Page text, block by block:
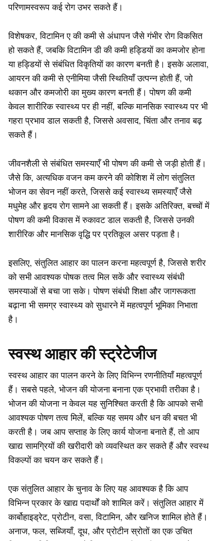
परिणामस्वरूप कई रोग उभर सकते हैं।
विशेषकर, विटामिन ए की कमी से अंधापन जैसे गंभीर रोग विकसित
हो सकते हैं, जबकि विटामिन डी की कमी हड्डियों का कमजोर होना
या हड्डियों से संबंधित विकृतियों का कारण बनती है। इसके अलावा,
आयरन की कमी से एनीमिया जैसी स्थितियाँ उत्पन्न होती हैं, जो
थकान और कमजोरी का मुख्य कारण बनती हैं। पोषण की कमी
केवल शारीरिक स्वास्थ्य पर ही नहीं, बल्कि मानसिक स्वास्थ्य पर भी
गहरा प्रभाव डाल सकती है, जिससे अवसाद, चिंता और तनाव बढ़
सकते हैं।
जीवनशैली से संबंधित समस्याएँ भी पोषण की कमी से जड़ी होती हैं।
जैसे कि, अत्यधिक वजन कम करने की कोशिश में लोग संतुलित
भोजन का सेवन नहीं करते, जिससे कई स्वास्थ्य समस्याएँ जैसे
मधुमेह और हृदय रोग सामने आ सकती हैं। इसके अतिरिक्त, बच्चों में
पोषण की कमी विकास में रुकावट डाल सकती है, जिससे उनकी
शारीरिक और मानसिक वृद्धि पर प्रतिकूल असर पड़ता है।
इसलिए, संतुलित आहार का पालन करना महत्वपूर्ण है, जिससे शरीर
को सभी आवश्यक पोषक तत्व मिल सकें और स्वास्थ्य संबंधी
समस्याओं से बचा जा सके। पोषण संबंधी शिक्षा और जागरूकता
बढ़ाना भी समग्र स्वास्थ्य को सुधारने में महत्वपूर्ण भूमिका निभाता
है।
स्वस्थ आहार की स्ट्रेटेजीज
स्वस्थ आहार का पालन करने के लिए विभिन्न रणनीतियाँ महत्वपूर्ण
हैं। सबसे पहले, भोजन की योजना बनाना एक प्रभावी तरीका है।
भोजन की योजना न केवल यह सुनिश्चित करती है कि आपको सभी
आवश्यक पोषण तत्व मिलें, बल्कि यह समय और धन की बचत भी
करती है। जब आप सप्ताह के लिए कार्य योजना बनाते हैं, तो आप
खाद्य सामग्रियों की खरीदारी को व्यवस्थित कर सकते हैं और स्वस्थ
विकल्पों का चयन कर सकते हैं।
एक संतुलित आहार के चुनाव के लिए यह आवश्यक है कि आप
विभिन्न प्रकार के खाद्य पदार्थों को शामिल करें। संतुलित आहार में
कार्बोहाइड्रेट, प्रोटीन, वसा, विटामिन, और खनिज शामिल होते हैं।
अनाज, फल, सब्जियाँ, दूध, और प्रोटीन स्रोतों का एक उचित